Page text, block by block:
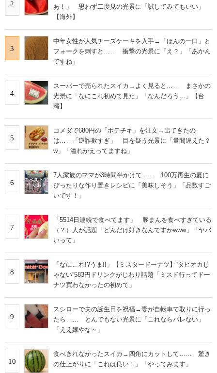
2
あ！」 思わず二度見の光景に「試してみてもいい」
【海外】
3
中年女性が人気チーズケーキを入手→「ほんの一口」と
フォークを刺すと…… 衝撃の光景に「え？」「あかん
ですね」
4
スーパーで売られたスイカ→よく見ると…… まさかの
光景に「なにこれ初めて見た」「なんだろう…」【台
湾】
5
コメダで680円の「ポテチキ」を注文→出てきたの
は……「逆詐欺すぎ」 目を疑う光景に「量間違えた？
w」「溢れかえってますね」
6
7人家族のママが3時間半かけて…… 100万再生の夏に
ぴったりな作り置きレシピに「美味しそう」「品数すご
いです！」
7
「5514日連続で食べてます」 豚まんを食べすぎている
（？）人が話題「どんだけ好きなんですかwww」「ヤバ
いって」
8
「なにこれ!?うま!!」【ミスタードーナツ】“タピオカじ
ゃない”583円ドリンクがじわり話題「ミスド行ってドー
ナツ買わなかったの初めて」
9
スシローで夫の誕生日を祝福→妻が自転車で取りに行っ
たら…… とんでもない光景に「これならバレない」
「ええ嫁やな～」
10
食べきれなかったスイカ→四角にカットして…… 驚き
の仕上がりに「これは良い！」「やってみます」